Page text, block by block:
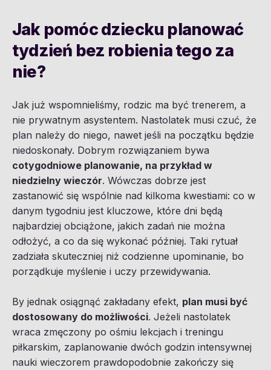
Jak pomóc dziecku planować
tydzień bez robienia tego za
nie?
Jak już wspomnieliśmy, rodzic ma być trenerem, a
nie prywatnym asystentem. Nastolatek musi czuć, że
plan należy do niego, nawet jeśli na początku będzie
niedoskonały. Dobrym rozwiązaniem bywa
cotygodniowe planowanie, na przykład w
niedzielny wieczór. Wówczas dobrze jest
zastanowić się wspólnie nad kilkoma kwestiami: co w
danym tygodniu jest kluczowe, które dni będą
najbardziej obciążone, jakich zadań nie można
odłożyć, a co da się wykonać później. Taki rytuał
zadziała skuteczniej niż codzienne upominanie, bo
porządkuje myślenie i uczy przewidywania.
By jednak osiągnąć zakładany efekt, plan musi być
dostosowany do możliwości. Jeżeli nastolatek
wraca zmęczony po ośmiu lekcjach i treningu
piłkarskim, zaplanowanie dwóch godzin intensywnej
nauki wieczorem prawdopodobnie zakończy się